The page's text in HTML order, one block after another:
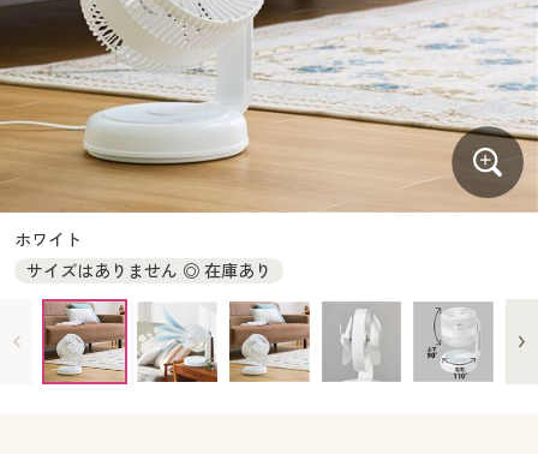
ジュニア・ティーンズ下着
大きいサイズ レディース服
大きいサイズ レディース下着
大きいサイズ メンズ
大きいサイズ 事務・制服
バーゲンセール
シークレットセール
詳細検索
商品カテゴリ一覧
カタログ
カタログ・チラシからのご注文
デジタルカタログ
カタログ無料プレゼント
大きいサイズ レディース下着
大きいサイズ メンズ
大きいサイズ 事務・制服
シークレットセール
商品カテゴリ一覧
カタログ
カタログ・チラシからのご注文
デジタルカタログ
カタログ無料プレゼント
会員メニュー
ホワイト
サイズはありません ◎ 在庫あり